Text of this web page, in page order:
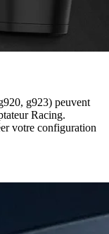
g923) peuvent
Racing.
votre configuration